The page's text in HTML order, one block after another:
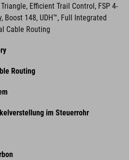
Efficient Trail Control, FSP 4-
Boost 148, UDH™, Full Integrated
Cable Routing
Routing
im Steuerrohr